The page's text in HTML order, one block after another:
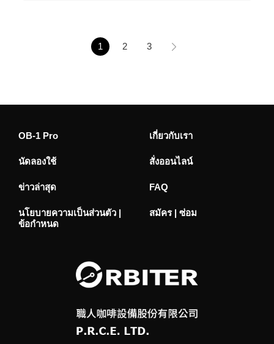
1 2 3
OB-1 Pro เกี่ยวกับเรา
นัดลองใช้ สั่งออนไลน์
ข่าวล่าสุด FAQ
นโยบายความเป็นส่วนตัว |
ข้อกำหนด
สมัคร | ซ่อม